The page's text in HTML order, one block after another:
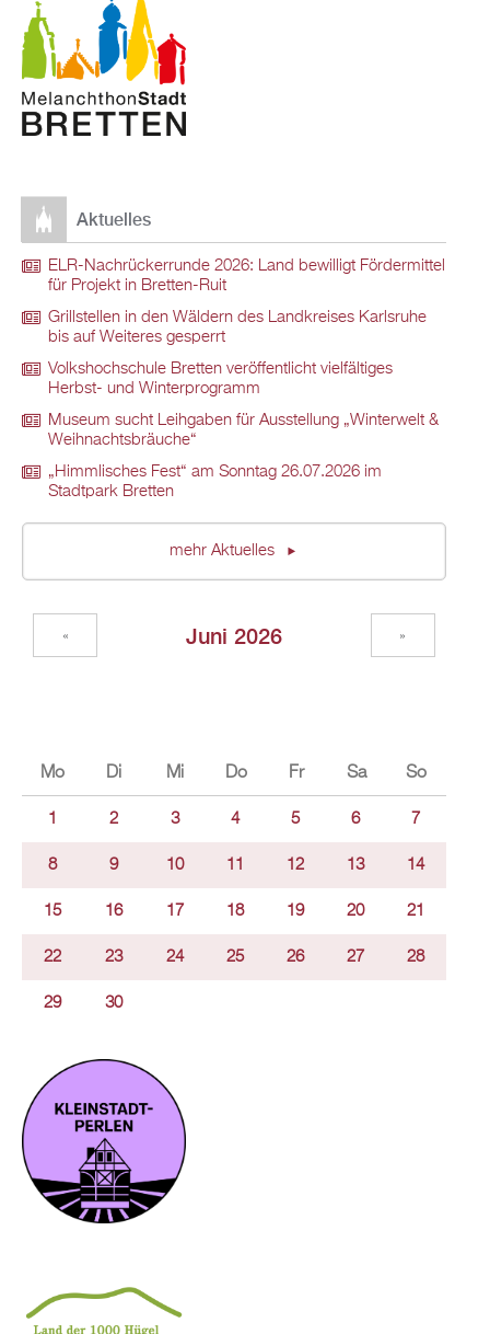
Aktuelles
ELR-Nachrückerrunde 2026: Land bewilligt Fördermittel
für Projekt in Bretten-Ruit
Grillstellen in den Wäldern des Landkreises Karlsruhe
bis auf Weiteres gesperrt
Volkshochschule Bretten veröffentlicht vielfältiges
Herbst- und Winterprogramm
Museum sucht Leihgaben für Ausstellung „Winterwelt &
Weihnachtsbräuche“
„Himmlisches Fest“ am Sonntag 26.07.2026 im
Stadtpark Bretten
mehr Aktuelles
Juni 2026
« »
Mo Di Mi Do Fr Sa So
1 2 3 4 5 6 7
8 9 10 11 12 13 14
15 16 17 18 19 20 21
22 23 24 25 26 27 28
29 30